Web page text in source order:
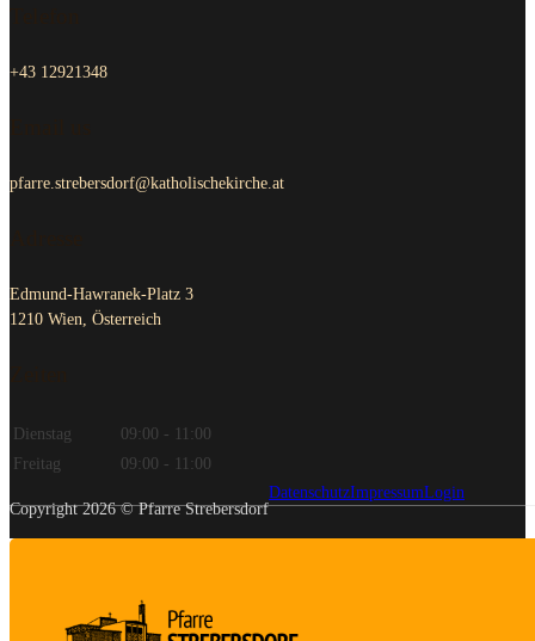
+43 12921348
pfarre.strebersdorf@katholischekirche.at
Edmund-Hawranek-Platz 3
1210 Wien, Österreich
Dienstag
09:00 - 11:00
Freitag
09:00 - 11:00
Copyright 2026 © Pfarre Strebersdorf
DatenschutzImpressumLogin